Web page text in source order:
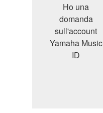
Ho una
domanda
sull'account
Yamaha Music
ID